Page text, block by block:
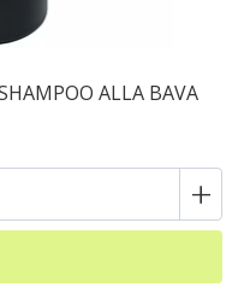
ALLA BAVA
+